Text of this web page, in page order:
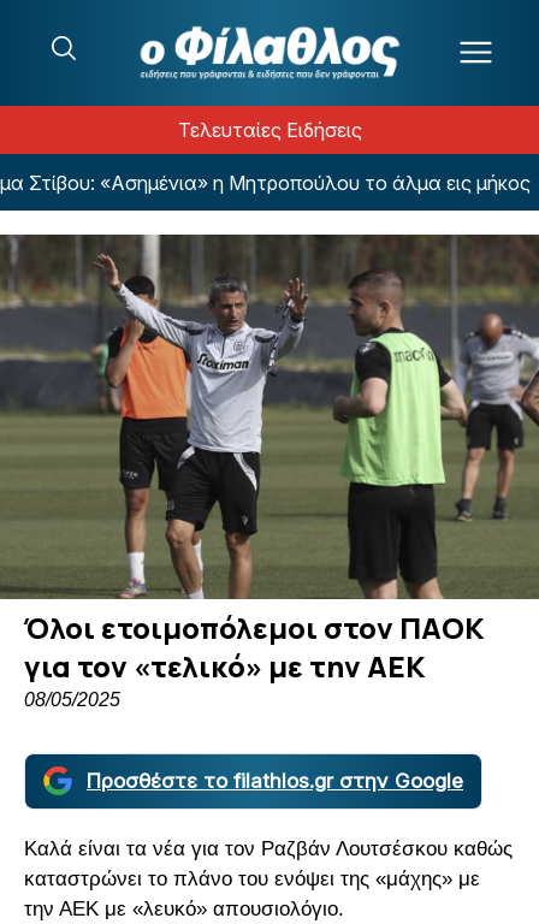
Τελευταίες Ειδήσεις
«Ασημένια» η Μητροπούλου το άλμα εις μήκος
Όλοι ετοιμοπόλεμοι στον ΠΑΟΚ
για τον «τελικό» με την ΑΕΚ
08/05/2025
Προσθέστε το filathlos.gr στην Google
Καλά είναι τα νέα για τον Ραζβάν Λουτσέσκου καθώς
καταστρώνει το πλάνο του ενόψει της «μάχης» με
την ΑΕΚ με «λευκό» απουσιολόγιο.